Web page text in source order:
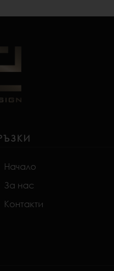
Начало
За нас
Контакти